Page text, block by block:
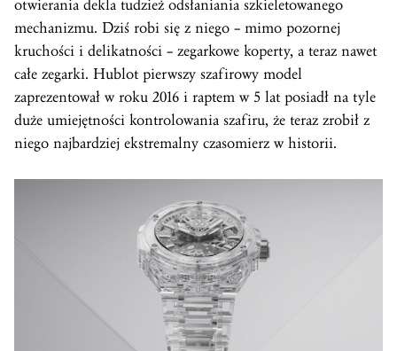
otwierania dekla tudzież odsłaniania szkieletowanego
mechanizmu. Dziś robi się z niego – mimo pozornej
kruchości i delikatności – zegarkowe koperty, a teraz nawet
całe zegarki. Hublot pierwszy szafirowy model
zaprezentował w roku 2016 i raptem w 5 lat posiadł na tyle
duże umiejętności kontrolowania szafiru, że teraz zrobił z
niego najbardziej ekstremalny czasomierz w historii.